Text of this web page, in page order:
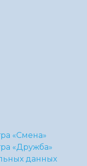
«Смена»
«Дружба»
данных